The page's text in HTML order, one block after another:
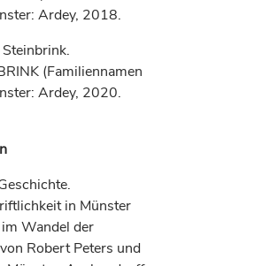
Ardey, 2018.
(Familiennamen
Ardey, 2020.
in Münster
Wandel der
Robert Peters und